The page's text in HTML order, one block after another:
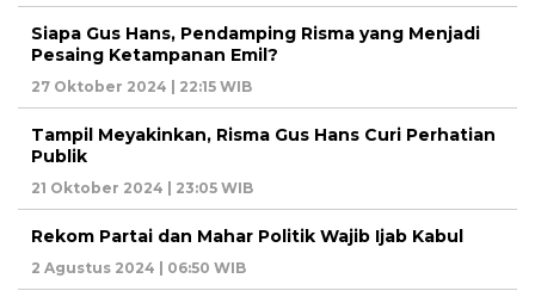
Siapa Gus Hans, Pendamping Risma yang Menjadi
Pesaing Ketampanan Emil?
27 Oktober 2024 | 22:15 WIB
Tampil Meyakinkan, Risma Gus Hans Curi Perhatian
Publik
21 Oktober 2024 | 23:05 WIB
Rekom Partai dan Mahar Politik Wajib Ijab Kabul
2 Agustus 2024 | 06:50 WIB